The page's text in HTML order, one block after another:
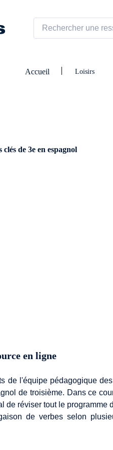
Accueil Loisirs
de 3e en espagnol
en ligne
de l'équipe pédagogique
de troisième. Dans ce
de réviser tout le programme
de verbes selon
par la maîtrise de